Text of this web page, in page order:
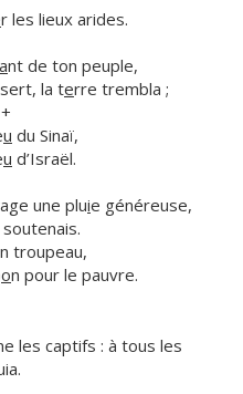
r les lieux arides.
ant de ton peuple,
la terre trembla ;
u du Sinaï,
u d’Israël.
une pluie généreuse,
troupeau,
on pour le pauvre.
les captifs : à tous les